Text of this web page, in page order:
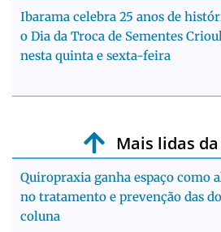
Ibarama celebra 25 anos de
o Dia da Troca de Sementes
nesta quinta e sexta-feira
Mais lidas
Quiropraxia ganha espaço como
no tratamento e prevenção das
coluna